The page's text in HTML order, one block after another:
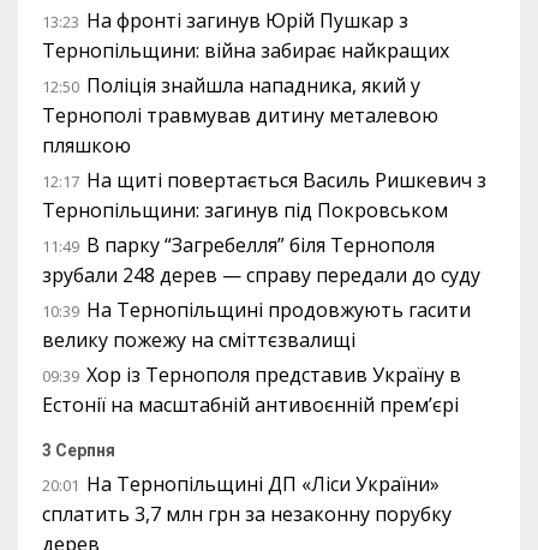
13:23 На фронті загинув Юрій Пушкар з
Тернопільщини: війна забирає найкращих
12:50 Поліція знайшла нападника, який у
Тернополі травмував дитину металевою
пляшкою
12:17 На щиті повертається Василь Ришкевич з
Тернопільщини: загинув під Покровськом
11:49 В парку “Загребелля” біля Тернополя
зрубали 248 дерев — справу передали до суду
10:39 На Тернопільщині продовжують гасити
велику пожежу на сміттєзвалищі
09:39 Хор із Тернополя представив Україну в
Естонії на масштабній антивоєнній прем’єрі
3 Серпня
20:01 На Тернопільщині ДП «Ліси України»
сплатить 3,7 млн грн за незаконну порубку
дерев